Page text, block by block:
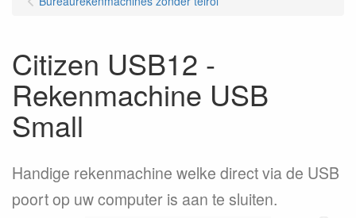
Citizen USB12 -
Rekenmachine USB
Small
Handige rekenmachine welke direct via de USB
poort op uw computer is aan te sluiten.